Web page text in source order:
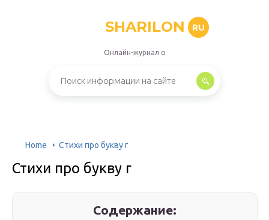
SHARILON RU
Онлайн-журнал о
Home Стихи про букву г
Стихи про букву г
Содержание: